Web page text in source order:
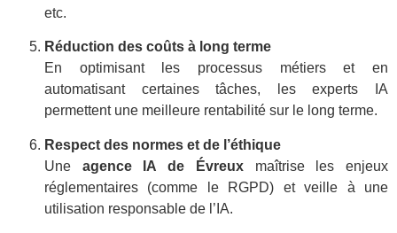
etc.
Réduction des coûts à long terme
En optimisant les processus métiers et en
automatisant certaines tâches, les experts IA
permettent une meilleure rentabilité sur le long terme.
Respect des normes et de l’éthique
Une agence IA de Évreuxmaîtrise les enjeux
réglementaires (comme le RGPD) et veille à une
utilisation responsable de l’IA.